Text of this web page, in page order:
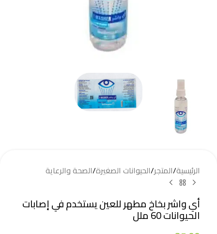
الرئيسية/المتجر/الحيوانات الصغيرة/الصحة والرعاية
أي واشر بخاخ مطهر للعين يستخدم في إصابات
الحيوانات 60 ملل